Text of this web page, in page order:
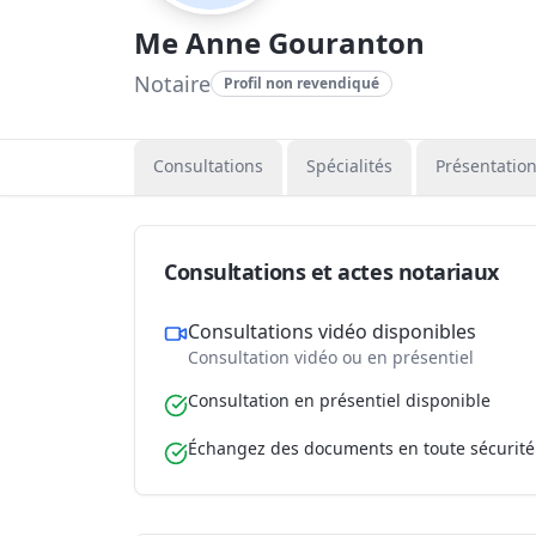
Me Anne Gouranton
Notaire Profil non revendiqué
Consultations Spécialités Présentation
Consultations et actes notariaux
Consultations vidéo disponibles
Consultation vidéo ou en présentiel
Consultation en présentiel disponible
Échangez des documents en toute sécurité